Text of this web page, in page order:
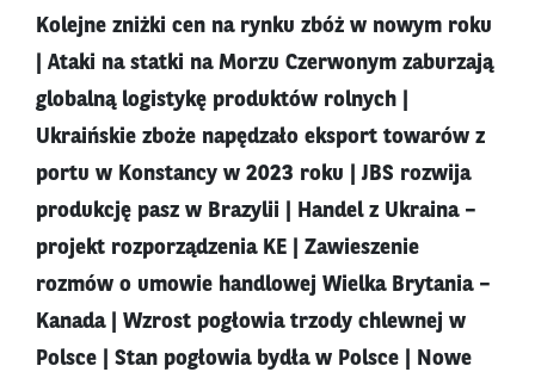
Kolejne zniżki cen na rynku zbóż w nowym roku
| Ataki na statki na Morzu Czerwonym zaburzają
globalną logistykę produktów rolnych |
Ukraińskie zboże napędzało eksport towarów z
portu w Konstancy w 2023 roku | JBS rozwija
produkcję pasz w Brazylii | Handel z Ukraina –
projekt rozporządzenia KE | Zawieszenie
rozmów o umowie handlowej Wielka Brytania –
Kanada | Wzrost pogłowia trzody chlewnej w
Polsce | Stan pogłowia bydła w Polsce | Nowe